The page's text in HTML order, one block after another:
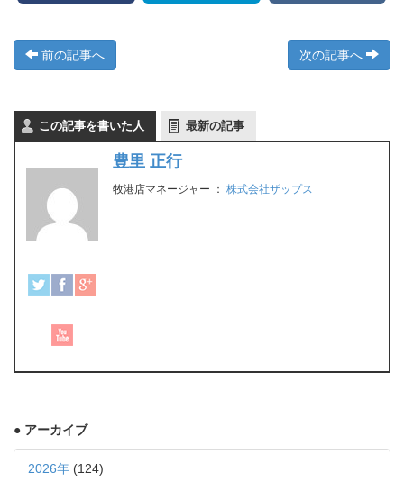
前の記事へ 次の記事へ
この記事を書いた人 最新の記事
豊里 正行
牧港店マネージャー ： 株式会社ザップス
● アーカイブ
2026年 (124)